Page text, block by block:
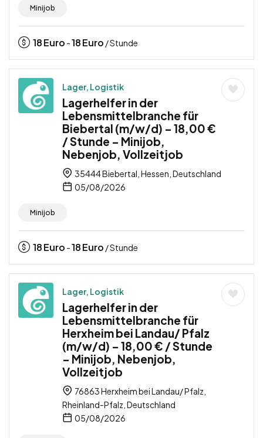
Minijob
18Euro -18Euro / Stunde
Lager, Logistik
Lagerhelfer in der
Lebensmittelbranche für
Biebertal (m/w/d) – 18,00 €
/ Stunde – Minijob,
Nebenjob, Vollzeitjob
35444 Biebertal, Hessen, Deutschland
05/08/2026
Minijob
18Euro -18Euro / Stunde
Lager, Logistik
Lagerhelfer in der
Lebensmittelbranche für
Herxheim bei Landau/ Pfalz
(m/w/d) – 18,00 € / Stunde
– Minijob, Nebenjob,
Vollzeitjob
76863 Herxheim bei Landau/ Pfalz,
Rheinland-Pfalz, Deutschland
05/08/2026